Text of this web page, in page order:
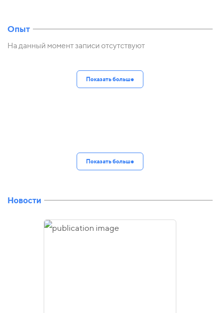
Опыт
На данный момент записи отсутствуют
Показать больше
Показать больше
Новости